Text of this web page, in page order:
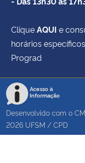
CliqueAQUI e
horários
Prograd
Acesso à
Informação
Desenvolvido com o
2026 UFSM / CPD